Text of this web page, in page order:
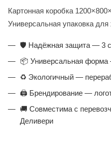
Картонная коробка
Универсальная упаковка для
🛡️ Надёжная защита — 3
📦 Универсальная
♻️ Экологичный —
🖨️ Брендирование —
🚚 Совместима с
Деливери